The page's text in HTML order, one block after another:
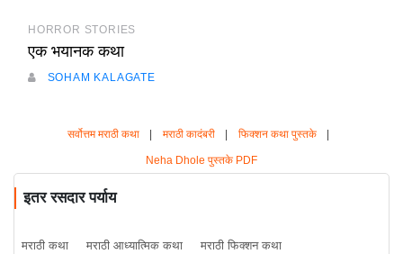
HORROR STORIES
एक भयानक कथा
SOHAM KALAGATE
सर्वोत्तम मराठी कथा मराठी कादंबरी फिक्शन कथा पुस्तके
Neha Dhole पुस्तके PDF
इतर रसदार पर्याय
मराठी कथा मराठी आध्यात्मिक कथा मराठी फिक्शन कथा